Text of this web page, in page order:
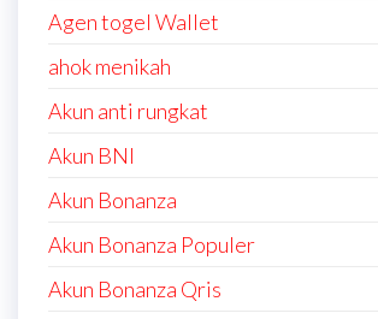
Agen togel Wallet
ahok menikah
Akun anti rungkat
Akun BNI
Akun Bonanza
Akun Bonanza Populer
Akun Bonanza Qris